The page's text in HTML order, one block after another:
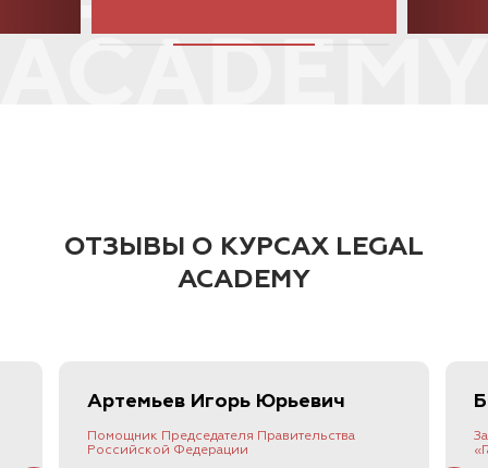
ОТЗЫВЫ О КУРСАХ LEGAL
ACADEMY
Артемьев Игорь Юрьевич
Помощник Председателя Правительства
Российской Федерации